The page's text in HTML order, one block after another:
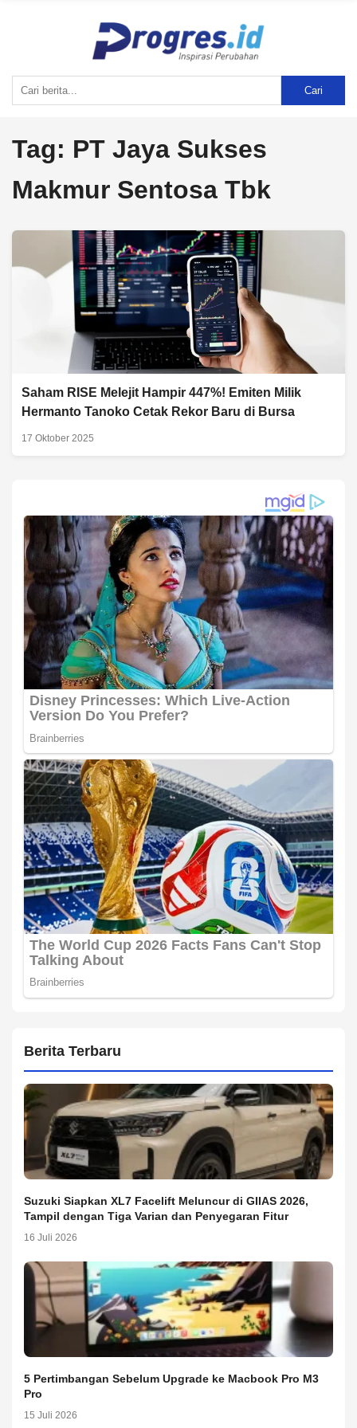
Cari
Tag: PT Jaya Sukses
Makmur Sentosa Tbk
Saham RISE Melejit Hampir 447%! Emiten Milik
Hermanto Tanoko Cetak Rekor Baru di Bursa
17 Oktober 2025
Berita Terbaru
Suzuki Siapkan XL7 Facelift Meluncur di GIIAS 2026,
Tampil dengan Tiga Varian dan Penyegaran Fitur
16 Juli 2026
5 Pertimbangan Sebelum Upgrade ke Macbook Pro M3
Pro
15 Juli 2026